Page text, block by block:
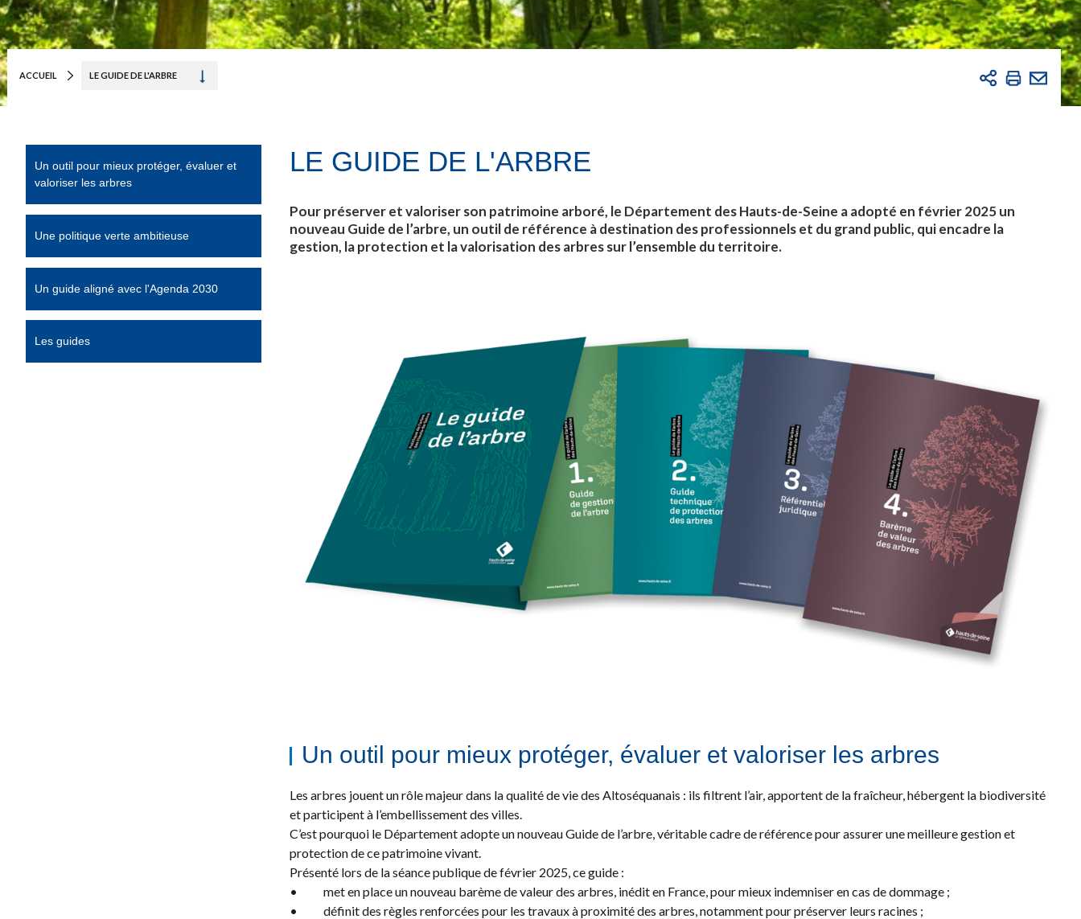
ACCUEIL LE GUIDE DE L'ARBRE
Le Guide de l'arbre
Un outil pour mieux protéger, évaluer et
valoriser les arbres
Une politique verte ambitieuse
Un guide aligné avec l'Agenda 2030
Les guides
LE GUIDE DE L'ARBRE
Pour préserver et valoriser son patrimoine arboré, le Département des Hauts-de-Seine a adopté en février 2025 un
nouveau Guide de l’arbre, un outil de référence à destination des professionnels et du grand public, qui encadre la
gestion, la protection et la valorisation des arbres sur l’ensemble du territoire.
Un outil pour mieux protéger, évaluer et valoriser les arbres
Les arbres jouent un rôle majeur dans la qualité de vie des Altoséquanais : ils filtrent l’air, apportent de la fraîcheur, hébergent la biodiversité
et participent à l’embellissement des villes.
C’est pourquoi le Département adopte un nouveau Guide de l’arbre, véritable cadre de référence pour assurer une meilleure gestion et
protection de ce patrimoine vivant.
Présenté lors de la séance publique de février 2025, ce guide :
• met en place un nouveau barème de valeur des arbres, inédit en France, pour mieux indemniser en cas de dommage ;
• définit des règles renforcées pour les travaux à proximité des arbres, notamment pour préserver leurs racines ;